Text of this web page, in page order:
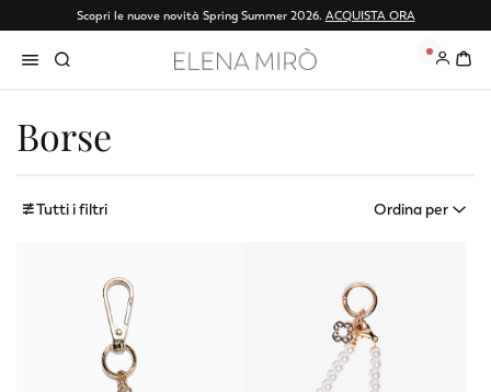
Scopri le nuove novità Spring Summer 2026. ACQUISTA ORA
Reso gratuito
0
Borse
Tutti i filtri Ordina per